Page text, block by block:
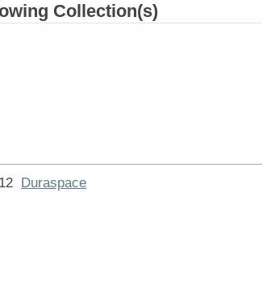
Collection(s)
Duraspace